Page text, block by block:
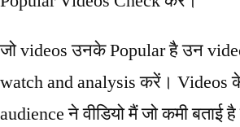
जो videos उनके Popular है उन
watch and analysis करें। Videos
audience ने वीडियो मैं जो कमी